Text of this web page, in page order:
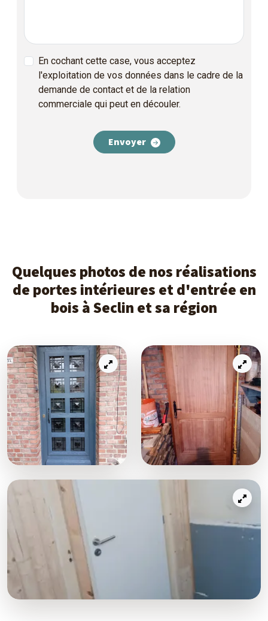
En cochant cette case, vous acceptez
l'exploitation de vos données dans le cadre de la
demande de contact et de la relation
commerciale qui peut en découler.
Envoyer
Quelques photos de nos réalisations
de portes intérieures et d'entrée en
bois à Seclin et sa région